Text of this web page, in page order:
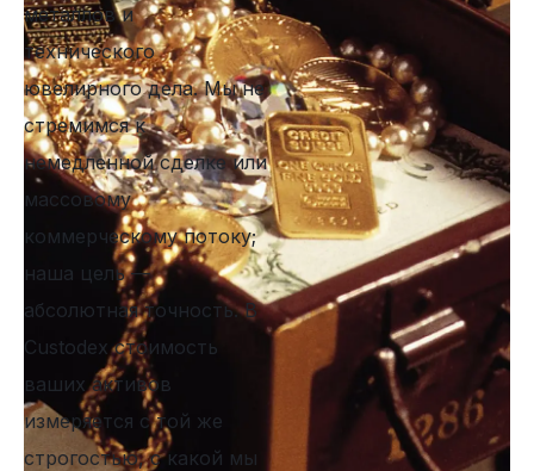
металлов и
технического
ювелирного дела. Мы не
стремимся к
немедленной сделке или
массовому
коммерческому потоку;
наша цель —
абсолютная точность. В
Custodex стоимость
ваших активов
измеряется с той же
строгостью, с какой мы